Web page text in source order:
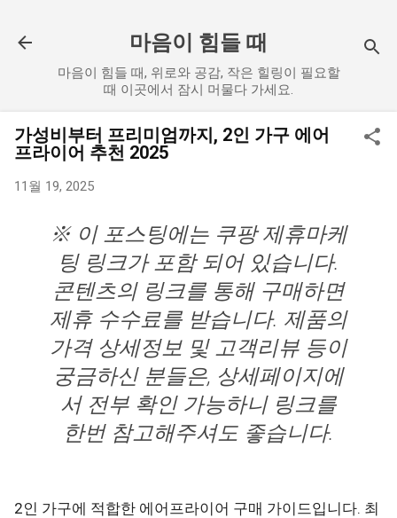
마음이 힘들 때
마음이 힘들 때, 위로와 공감, 작은 힐링이 필요할
때 이곳에서 잠시 머물다 가세요.
가성비부터 프리미엄까지, 2인 가구 에어
프라이어 추천 2025
11월 19, 2025
※ 이 포스팅에는 쿠팡 제휴마케
팅 링크가 포함 되어 있습니다.
콘텐츠의 링크를 통해 구매하면
제휴 수수료를 받습니다. 제품의
가격 상세정보 및 고객리뷰 등이
궁금하신 분들은, 상세페이지에
서 전부 확인 가능하니 링크를
한번 참고해주셔도 좋습니다.
2인 가구에 적합한 에어프라이어 구매 가이드입니다. 최